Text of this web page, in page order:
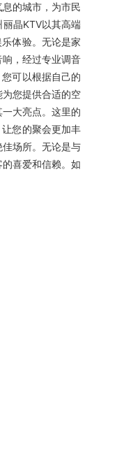
的城市，为市民
晶KTV以其高端
体验。无论是家
，经过专业调音
可以根据自己的
您提供合适的空
大亮点。这里的
您的聚会更加丰
场所。无论是与
喜爱和信赖。如